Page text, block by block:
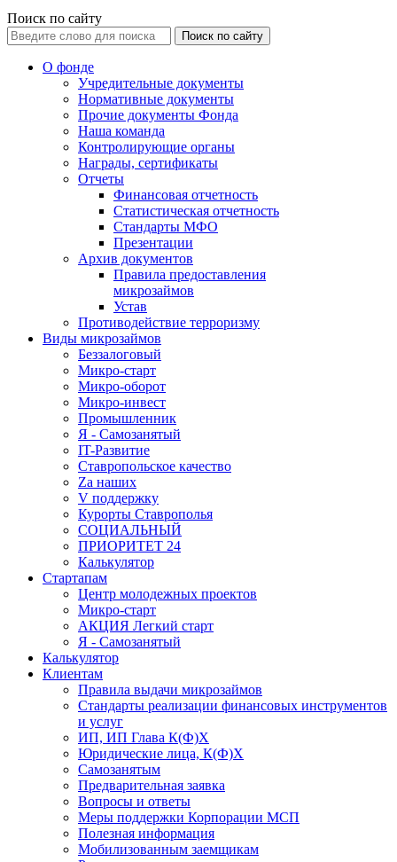
Поиск по сайту
Поиск по сайту
О фонде
Учредительные документы
Нормативные документы
Прочие документы Фонда
Наша команда
Контролирующие органы
Награды, сертификаты
Отчеты
Финансовая отчетность
Статистическая отчетность
Стандарты МФО
Презентации
Архив документов
Правила предоставления
микрозаймов
Устав
Противодействие терроризму
Виды микрозаймов
Беззалоговый
Микро-старт
Микро-оборот
Микро-инвест
Промышленник
Я - Самозанятый
IT-Развитие
Ставропольское качество
Za наших
V поддержку
Курорты Ставрополья
СОЦИАЛЬНЫЙ
ПРИОРИТЕТ 24
Калькулятор
Стартапам
Центр молодежных проектов
Микро-старт
АКЦИЯ Легкий старт
Я - Самозанятый
Калькулятор
Клиентам
Правила выдачи микрозаймов
Стандарты реализации финансовых инструментов
и услуг
ИП, ИП Глава К(Ф)Х
Юридические лица, К(Ф)Х
Самозанятым
Предварительная заявка
Вопросы и ответы
Меры поддержки Корпорации МСП
Полезная информация
Мобилизованным заемщикам